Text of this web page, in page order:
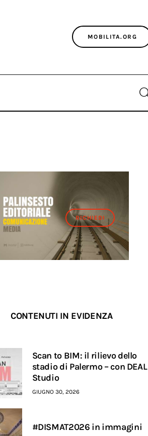
MOBILITA.ORG
RICHIEDI
CONTENUTI IN EVIDENZA
Scan to BIM: il rilievo dello
stadio di Palermo – con DEAL
Studio
GIUGNO 30, 2026
#DISMAT2026 in immagini